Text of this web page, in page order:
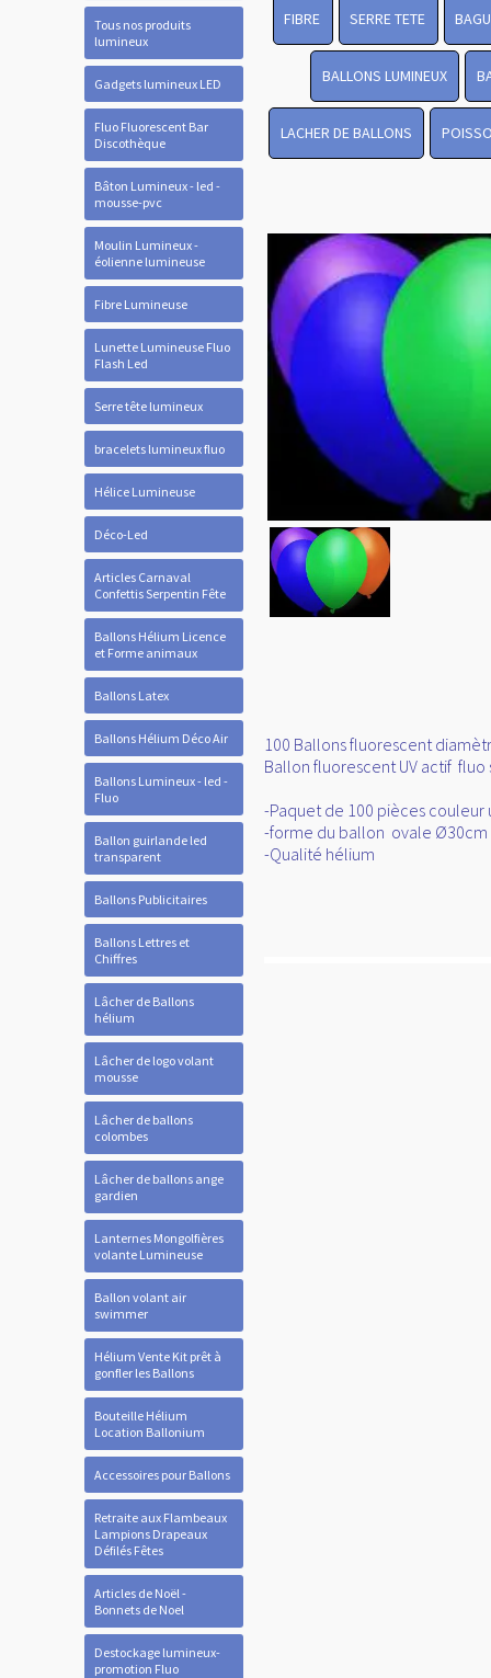
Tous nos produits
lumineux
Gadgets lumineux LED
Fluo Fluorescent Bar
Discothèque
Bâton Lumineux - led -
mousse-pvc
Moulin Lumineux -
éolienne lumineuse
Fibre Lumineuse
Lunette Lumineuse Fluo
Flash Led
Serre tête lumineux
bracelets lumineux fluo
Hélice Lumineuse
Déco-Led
Articles Carnaval
Confettis Serpentin Fête
Ballons Hélium Licence
et Forme animaux
Ballons Latex
Ballons Hélium Déco Air
Ballons Lumineux - led -
Fluo
Ballon guirlande led
transparent
Ballons Publicitaires
Ballons Lettres et
Chiffres
Lâcher de Ballons
hélium
Lâcher de logo volant
mousse
Lâcher de ballons
colombes
Lâcher de ballons ange
gardien
Lanternes Mongolfières
volante Lumineuse
Ballon volant air
swimmer
Hélium Vente Kit prêt à
gonfler les Ballons
Bouteille Hélium
Location Ballonium
Accessoires pour Ballons
Retraite aux Flambeaux
Lampions Drapeaux
Défilés Fêtes
Articles de Noël -
Bonnets de Noel
Destockage lumineux-
promotion Fluo
FIBRE SERRE TETE
BALLONS LUMINEUX
LACHER DE BALLONS
100 Ballons fluorescent
Ballon fluorescent UV actif fluo
-Paquet de 100 pièces
-forme du ballon ovale Ø30cm
-Qualité hélium